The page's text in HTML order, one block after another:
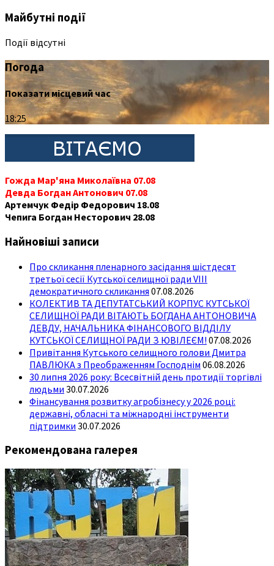
Майбутні події
Події відсутні
Погода
Показати місцевий час
18:25
Гожда Мар'яна Миколаївна 07.08
Девда Богдан Антонович 07.08
Артемчук Федір Федорович 18.08
Чепига Богдан Несторович 28.08
Найновіші записи
Про скликання пленарного засідання шістдесят
третьої сесії Кутської селищної ради VIII
демократичного скликання 07.08.2026
КОЛЕКТИВ ТА ДЕПУТАТСЬКИЙ КОРПУС КУТСЬКОЇ
СЕЛИЩНОЇ РАДИ ВІТАЮТЬ БОГДАНА АНТОНОВИЧА
ДЕВДУ, НАЧАЛЬНИКА ФІНАНСОВОГО ВІДДІЛУ
КУТСЬКОЇ СЕЛИЩНОЇ РАДИ З ЮВІЛЕЄМ! 07.08.2026
Привітання Кутського селищного голови Дмитра
ПАВЛЮКА з Преображенням Господнім 06.08.2026
30 липня 2026 року: Всесвітній день протидії торгівлі
людьми 30.07.2026
Фінансування розвитку агробізнесу у 2026 році:
державні, обласні та міжнародні інструменти
підтримки 30.07.2026
Рекомендована галерея